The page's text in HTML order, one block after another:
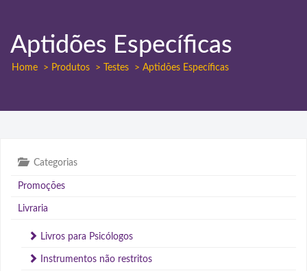
Aptidões Específicas
Home > Produtos > Testes > Aptidões Específicas
Categorias
Promoções
Livraria
Livros para Psicólogos
Instrumentos não restritos